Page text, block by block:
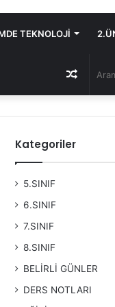
TEKNOLOJİ
Makale
Kategoriler
5.SINIF
6.SINIF
7.SINIF
8.SINIF
BELİRLİ GÜNLER
DERS NOTLARI